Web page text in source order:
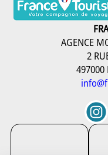
AGENCE
2
497000